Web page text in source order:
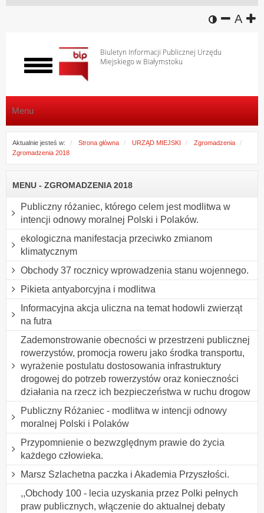
wersja
A
Biuletyn Informacji Publicznej Urzędu
Miejskiego w Białymstoku
Włącz
menu
Menu
Aktualnie jesteś w: Strona główna URZĄD MIEJSKI
Zgromadzenia
Zgromadzenia 2018
MENU - ZGROMADZENIA 2018
Publiczny różaniec, którego celem jest modlitwa w
intencji odnowy moralnej Polski i Polaków.
ekologiczna manifestacja przeciwko zmianom
klimatycznym
Obchody 37 rocznicy wprowadzenia stanu wojennego.
Pikieta antyaborcyjna i modlitwa
Informacyjna akcja uliczna na temat hodowli zwierząt
na futra
Zademonstrowanie obecności w przestrzeni publicznej
rowerzystów, promocja roweru jako środka transportu,
wyrażenie postulatu dostosowania infrastruktury
drogowej do potrzeb rowerzystów oraz konieczności
działania na rzecz ich bezpieczeństwa w ruchu drogow
Publiczny Różaniec - modlitwa w intencji odnowy
moralnej Polski i Polaków
Przypomnienie o bezwzględnym prawie do życia
każdego człowieka.
Marsz Szlachetna paczka i Akademia Przyszłości.
,,Obchody 100 - lecia uzyskania przez Polki pełnych
praw publicznych, włączenie do aktualnej debaty